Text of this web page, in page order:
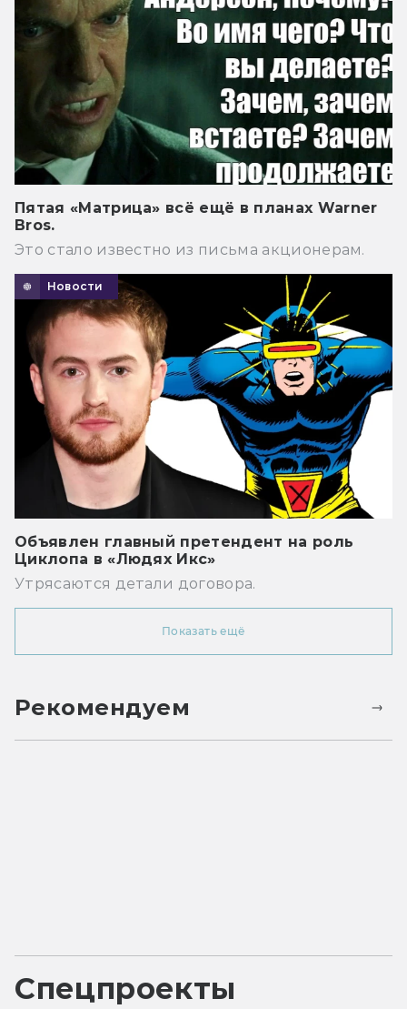
Пятая «Матрица» всё ещё в планах Warner
Bros.
Это стало известно из письма акционерам.
Новости
Объявлен главный претендент на роль
Циклопа в «Людях Икс»
Утрясаются детали договора.
Показать ещё
Рекомендуем
Спецпроекты